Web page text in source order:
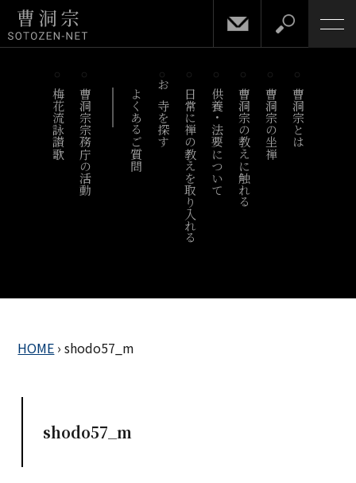
梅花流詠讃歌 曹洞宗宗務庁の活動 よくあるご質問 お寺を探す 日常に禅の教えを取り入れる供養・法要について曹洞宗の教えに触れる 曹洞宗の坐禅 曹洞宗とは
HOME › shodo57_m
shodo57_m